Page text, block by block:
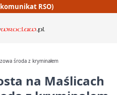
RSO)
środa z kryminałem
na Maślicach